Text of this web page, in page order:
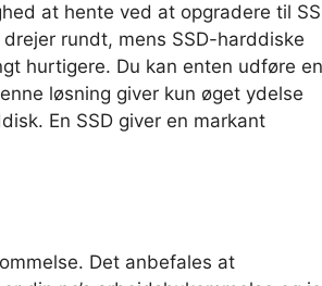
at hente ved at opgradere til
rundt, mens SSD-harddiske
hurtigere. Du kan enten udføre en
løsning giver kun øget ydelse
En SSD giver en markant
Det anbefales at